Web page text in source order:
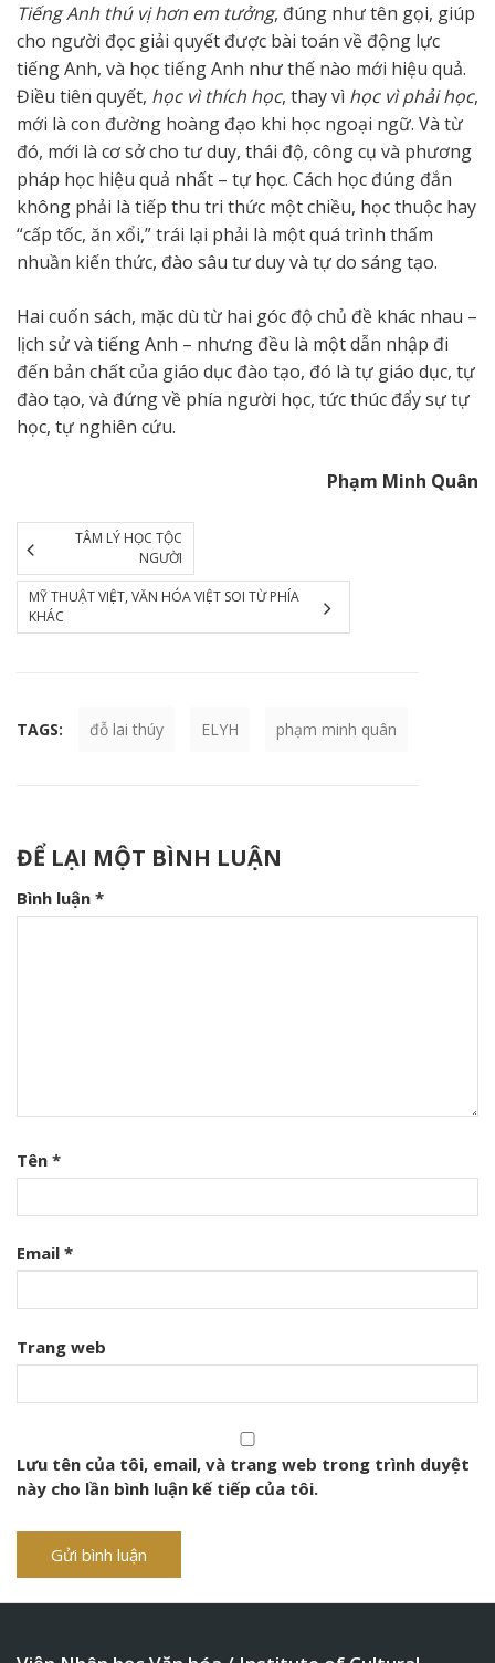
Tiếng Anh thú vị hơn em tưởng, đúng như tên gọi, giúp
cho người đọc giải quyết được bài toán về động lực
tiếng Anh, và học tiếng Anh như thế nào mới hiệu quả.
Điều tiên quyết, học vì thích học, thay vì học vì phải học,
mới là con đường hoàng đạo khi học ngoại ngữ. Và từ
đó, mới là cơ sở cho tư duy, thái độ, công cụ và phương
pháp học hiệu quả nhất – tự học. Cách học đúng đắn
không phải là tiếp thu tri thức một chiều, học thuộc hay
“cấp tốc, ăn xổi,” trái lại phải là một quá trình thấm
nhuần kiến thức, đào sâu tư duy và tự do sáng tạo.
Hai cuốn sách, mặc dù từ hai góc độ chủ đề khác nhau –
lịch sử và tiếng Anh – nhưng đều là một dẫn nhập đi
đến bản chất của giáo dục đào tạo, đó là tự giáo dục, tự
đào tạo, và đứng về phía người học, tức thúc đẩy sự tự
học, tự nghiên cứu.
Phạm Minh Quân
TÂM LÝ HỌC TỘC
NGƯỜI
MỸ THUẬT VIỆT, VĂN HÓA VIỆT SOI TỪ PHÍA
KHÁC
TAGS: đỗ lai thúy ELYH phạm minh quân
ĐỂ LẠI MỘT BÌNH LUẬN
Bình luận *
Tên *
Email *
Trang web
Lưu tên của tôi, email, và trang web trong trình duyệt
này cho lần bình luận kế tiếp của tôi.